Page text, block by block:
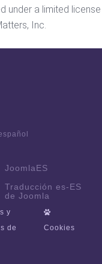
under a limited license
Inc.
JoomlaES
Traducción es-ES
de Joomla
y
de
Cookies